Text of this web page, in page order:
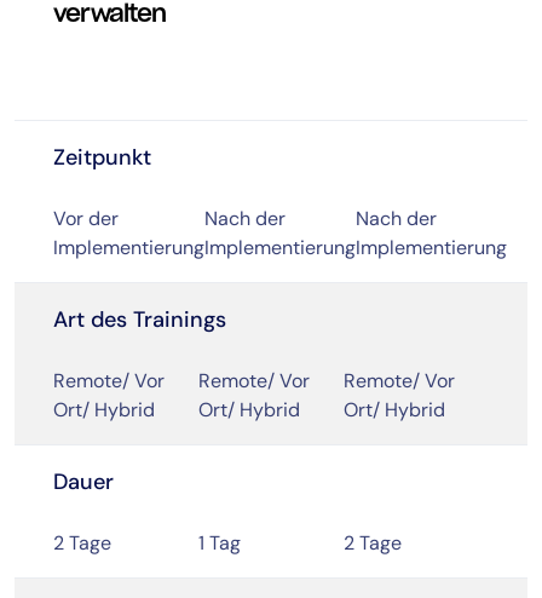
verwalten
Zeitpunkt
Vor der
Implementierung
Nach der
Implementierung
Nach der
Implementierung
Art des Trainings
Remote/ Vor
Ort/ Hybrid
Remote/ Vor
Ort/ Hybrid
Remote/ Vor
Ort/ Hybrid
Dauer
2 Tage 1 Tag 2 Tage